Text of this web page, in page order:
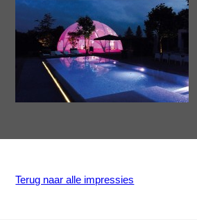
Terug naar alle impressies